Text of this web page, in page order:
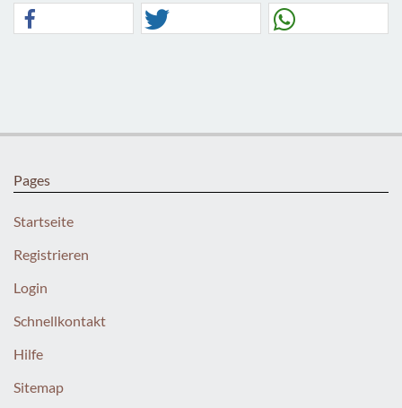
Pages
Startseite
Registrieren
Login
Schnellkontakt
Hilfe
Sitemap